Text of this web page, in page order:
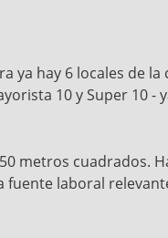
ya hay 6 locales de
10 y Super 10 -
metros cuadrados.
laboral